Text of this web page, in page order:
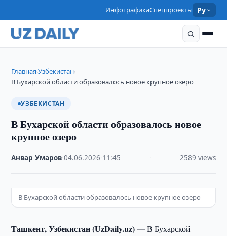
ИнфографикаСпецпроекты Ру
Главная›Узбекистан›
В Бухарской области образовалось новое крупное озеро
УЗБЕКИСТАН
В Бухарской области образовалось новое
крупное озеро
Анвар Умаров ·04.06.2026 11:45 2589 views
В Бухарской области образовалось новое крупное озеро
Ташкент, Узбекистан (UzDaily.uz) —В Бухарской